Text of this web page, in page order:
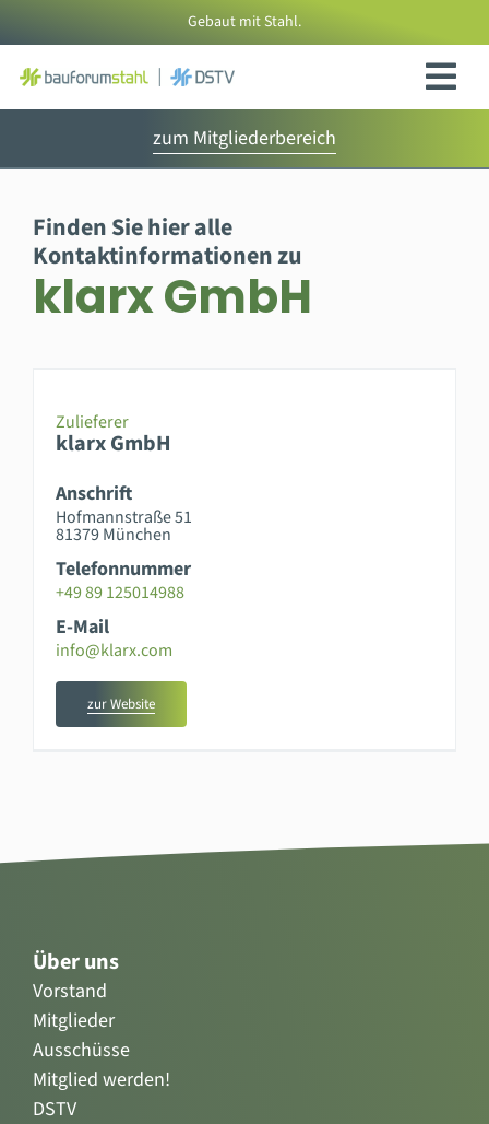
Inhalt
springen
Gebaut mit Stahl.
zum Mitgliederbereich
Finden Sie hier alle
Kontaktinformationen zu
klarx GmbH
Zulieferer
klarx GmbH
Anschrift
Hofmannstraße 51
81379 München
Telefonnummer
+49 89 125014988
E-Mail
info@klarx.com
zur Website
Über uns
Vorstand
Mitglieder
Ausschüsse
Mitglied werden!
DSTV